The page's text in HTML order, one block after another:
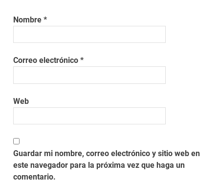
Nombre*
Correo electrónico*
Web
Guardar mi nombre, correo electrónico y sitio web en
este navegador para la próxima vez que haga un
comentario.